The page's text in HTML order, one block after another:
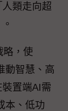
類走向超
略，使
動智慧、高
置端AI需
本、低功